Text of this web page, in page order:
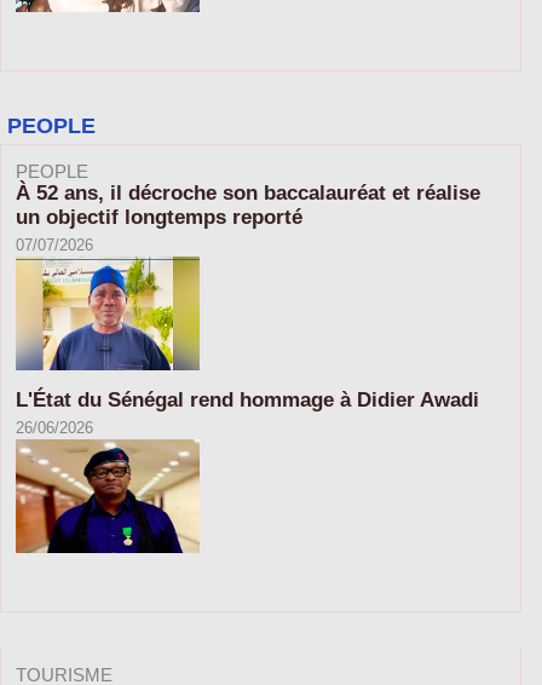
PEOPLE
PEOPLE
À 52 ans, il décroche son baccalauréat et réalise
un objectif longtemps reporté
07/07/2026
L'État du Sénégal rend hommage à Didier Awadi
26/06/2026
TOURISME